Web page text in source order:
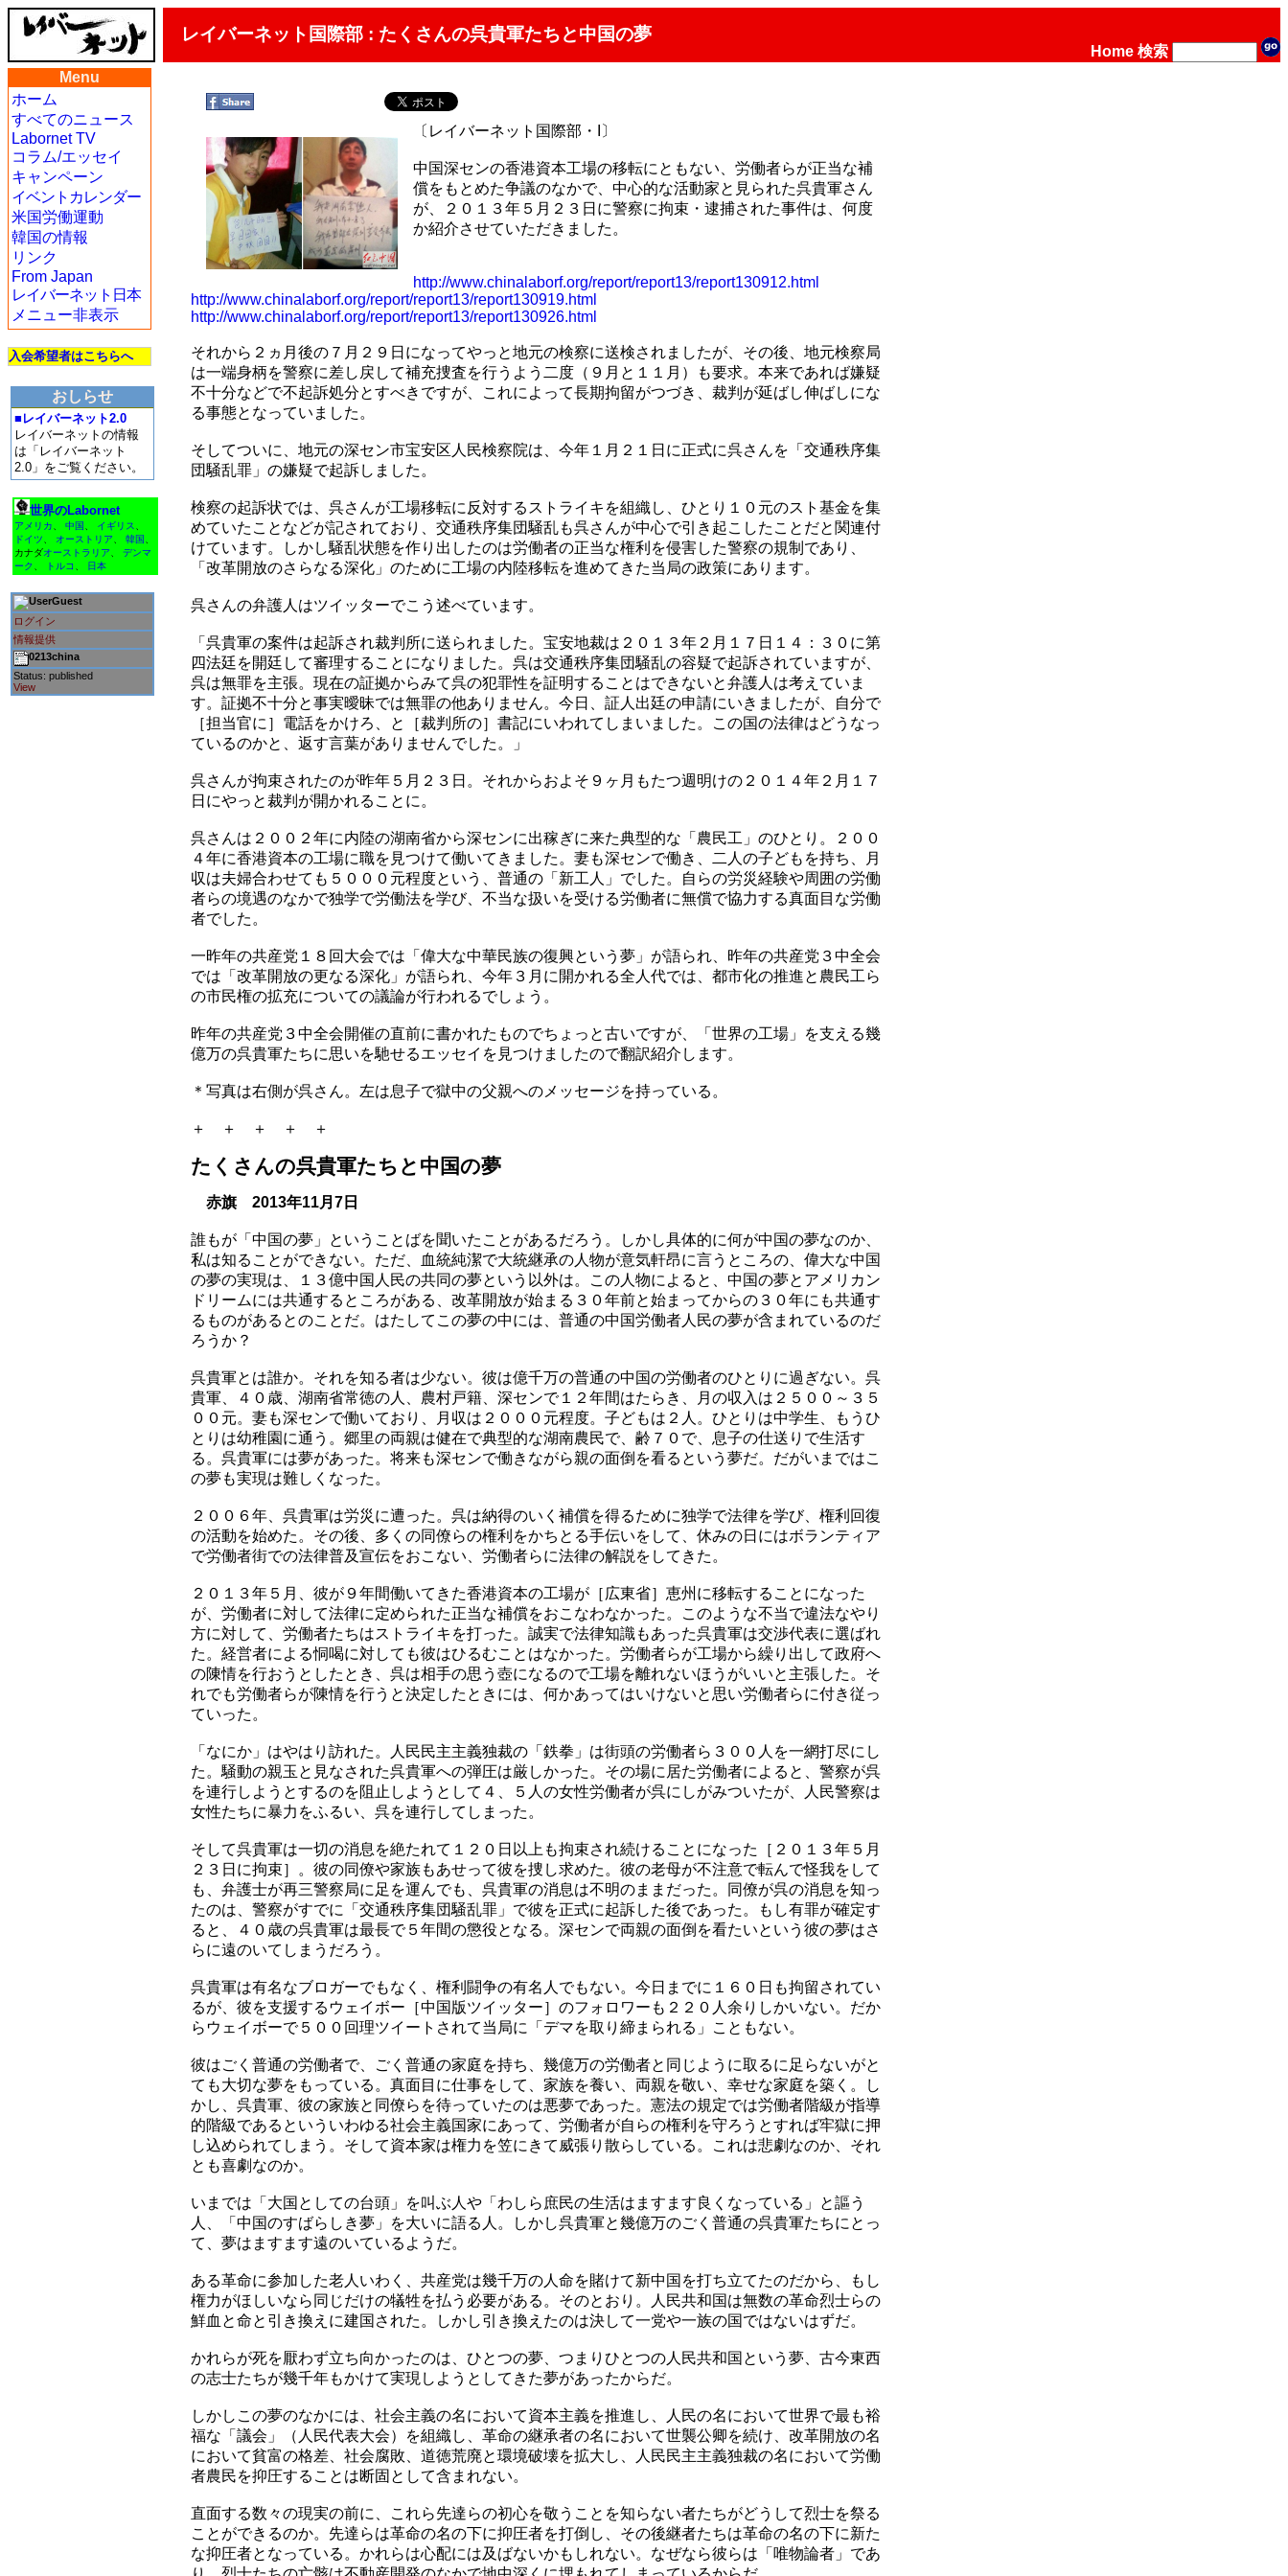
レイバーネット国際部 : たくさんの呉貴軍たちと中国の夢
Home 検索
Menu
ホーム
すべてのニュース
Labornet TV
コラム/エッセイ
キャンペーン
イベントカレンダー
米国労働運動
韓国の情報
リンク
From Japan
レイバーネット日本
メニュー非表示
入会希望者はこちらへ
おしらせ
■レイバーネット2.0
レイバーネットの情報
は「レイバーネット
2.0」をご覧ください。
世界のLabornet
アメリカ 中国 イギリス
ドイツ
オーストリア 韓国
カナダオーストラリア
デンマ
ーク
トルコ 日本
Guest
ログイン
情報提供
0213china
Status: published
View
〔レイバーネット国際部・I〕
中国深センの香港資本工場の移転にともない、労働者らが正当な補
償をもとめた争議のなかで、中心的な活動家と見られた呉貴軍さん
が、２０１３年５月２３日に警察に拘束・逮捕された事件は、何度
か紹介させていただきました。
http://www.chinalaborf.org/report/report13/report130912.html
http://www.chinalaborf.org/report/report13/report130919.html
http://www.chinalaborf.org/report/report13/report130926.html
それから２ヵ月後の７月２９日になってやっと地元の検察に送検されましたが、その後、地元検察局
は一端身柄を警察に差し戻して補充捜査を行うよう二度（９月と１１月）も要求。本来であれば嫌疑
不十分などで不起訴処分とすべきですが、これによって長期拘留がつづき、裁判が延ばし伸ばしにな
る事態となっていました。
そしてついに、地元の深セン市宝安区人民検察院は、今年１月２１日に正式に呉さんを「交通秩序集
団騒乱罪」の嫌疑で起訴しました。
検察の起訴状では、呉さんが工場移転に反対するストライキを組織し、ひとり１０元のスト基金を集
めていたことなどが記されており、交通秩序集団騒乱も呉さんが中心で引き起こしたことだと関連付
けています。しかし騒乱状態を作り出したのは労働者の正当な権利を侵害した警察の規制であり、
「改革開放のさらなる深化」のために工場の内陸移転を進めてきた当局の政策にあります。
呉さんの弁護人はツイッターでこう述べています。
「呉貴軍の案件は起訴され裁判所に送られました。宝安地裁は２０１３年２月１７日１４：３０に第
四法廷を開廷して審理することになりました。呉は交通秩序集団騒乱の容疑で起訴されていますが、
呉は無罪を主張。現在の証拠からみて呉の犯罪性を証明することはできないと弁護人は考えていま
す。証拠不十分と事実曖昧では無罪の他ありません。今日、証人出廷の申請にいきましたが、自分で
［担当官に］電話をかけろ、と［裁判所の］書記にいわれてしまいました。この国の法律はどうなっ
ているのかと、返す言葉がありませんでした。」
呉さんが拘束されたのが昨年５月２３日。それからおよそ９ヶ月もたつ週明けの２０１４年２月１７
日にやっと裁判が開かれることに。
呉さんは２００２年に内陸の湖南省から深センに出稼ぎに来た典型的な「農民工」のひとり。２００
４年に香港資本の工場に職を見つけて働いてきました。妻も深センで働き、二人の子どもを持ち、月
収は夫婦合わせても５０００元程度という、普通の「新工人」でした。自らの労災経験や周囲の労働
者らの境遇のなかで独学で労働法を学び、不当な扱いを受ける労働者に無償で協力する真面目な労働
者でした。
一昨年の共産党１８回大会では「偉大な中華民族の復興という夢」が語られ、昨年の共産党３中全会
では「改革開放の更なる深化」が語られ、今年３月に開かれる全人代では、都市化の推進と農民工ら
の市民権の拡充についての議論が行われるでしょう。
昨年の共産党３中全会開催の直前に書かれたものでちょっと古いですが、「世界の工場」を支える幾
億万の呉貴軍たちに思いを馳せるエッセイを見つけましたので翻訳紹介します。
＊写真は右側が呉さん。左は息子で獄中の父親へのメッセージを持っている。
＋ ＋ ＋ ＋ ＋
たくさんの呉貴軍たちと中国の夢
赤旗 2013年11月7日
誰もが「中国の夢」ということばを聞いたことがあるだろう。しかし具体的に何が中国の夢なのか、
私は知ることができない。ただ、血統純潔で大統継承の人物が意気軒昂に言うところの、偉大な中国
の夢の実現は、１３億中国人民の共同の夢という以外は。この人物によると、中国の夢とアメリカン
ドリームには共通するところがある、改革開放が始まる３０年前と始まってからの３０年にも共通す
るものがあるとのことだ。はたしてこの夢の中には、普通の中国労働者人民の夢が含まれているのだ
ろうか？
呉貴軍とは誰か。それを知る者は少ない。彼は億千万の普通の中国の労働者のひとりに過ぎない。呉
貴軍、４０歳、湖南省常徳の人、農村戸籍、深センで１２年間はたらき、月の収入は２５００～３５
００元。妻も深センで働いており、月収は２０００元程度。子どもは２人。ひとりは中学生、もうひ
とりは幼稚園に通う。郷里の両親は健在で典型的な湖南農民で、齢７０で、息子の仕送りで生活す
る。呉貴軍には夢があった。将来も深センで働きながら親の面倒を看るという夢だ。だがいまではこ
の夢も実現は難しくなった。
２００６年、呉貴軍は労災に遭った。呉は納得のいく補償を得るために独学で法律を学び、権利回復
の活動を始めた。その後、多くの同僚らの権利をかちとる手伝いをして、休みの日にはボランティア
で労働者街での法律普及宣伝をおこない、労働者らに法律の解説をしてきた。
２０１３年５月、彼が９年間働いてきた香港資本の工場が［広東省］恵州に移転することになった
が、労働者に対して法律に定められた正当な補償をおこなわなかった。このような不当で違法なやり
方に対して、労働者たちはストライキを打った。誠実で法律知識もあった呉貴軍は交渉代表に選ばれ
た。経営者による恫喝に対しても彼はひるむことはなかった。労働者らが工場から繰り出して政府へ
の陳情を行おうとしたとき、呉は相手の思う壺になるので工場を離れないほうがいいと主張した。そ
れでも労働者らが陳情を行うと決定したときには、何かあってはいけないと思い労働者らに付き従っ
ていった。
「なにか」はやはり訪れた。人民民主主義独裁の「鉄拳」は街頭の労働者ら３００人を一網打尽にし
た。騒動の親玉と見なされた呉貴軍への弾圧は厳しかった。その場に居た労働者によると、警察が呉
を連行しようとするのを阻止しようとして４、５人の女性労働者が呉にしがみついたが、人民警察は
女性たちに暴力をふるい、呉を連行してしまった。
そして呉貴軍は一切の消息を絶たれて１２０日以上も拘束され続けることになった［２０１３年５月
２３日に拘束］。彼の同僚や家族もあせって彼を捜し求めた。彼の老母が不注意で転んで怪我をして
も、弁護士が再三警察局に足を運んでも、呉貴軍の消息は不明のままだった。同僚が呉の消息を知っ
たのは、警察がすでに「交通秩序集団騒乱罪」で彼を正式に起訴した後であった。もし有罪が確定す
ると、４０歳の呉貴軍は最長で５年間の懲役となる。深センで両親の面倒を看たいという彼の夢はさ
らに遠のいてしまうだろう。
呉貴軍は有名なブロガーでもなく、権利闘争の有名人でもない。今日までに１６０日も拘留されてい
るが、彼を支援するウェイボー［中国版ツイッター］のフォロワーも２２０人余りしかいない。だか
らウェイボーで５００回理ツイートされて当局に「デマを取り締まられる」こともない。
彼はごく普通の労働者で、ごく普通の家庭を持ち、幾億万の労働者と同じように取るに足らないがと
ても大切な夢をもっている。真面目に仕事をして、家族を養い、両親を敬い、幸せな家庭を築く。し
かし、呉貴軍、彼の家族と同僚らを待っていたのは悪夢であった。憲法の規定では労働者階級が指導
的階級であるといういわゆる社会主義国家にあって、労働者が自らの権利を守ろうとすれば牢獄に押
し込められてしまう。そして資本家は権力を笠にきて威張り散らしている。これは悲劇なのか、それ
とも喜劇なのか。
いまでは「大国としての台頭」を叫ぶ人や「わしら庶民の生活はますます良くなっている」と謳う
人、「中国のすばらしき夢」を大いに語る人。しかし呉貴軍と幾億万のごく普通の呉貴軍たちにとっ
て、夢はますます遠のいているようだ。
ある革命に参加した老人いわく、共産党は幾千万の人命を賭けて新中国を打ち立てたのだから、もし
権力がほしいなら同じだけの犠牲を払う必要がある。そのとおり。人民共和国は無数の革命烈士らの
鮮血と命と引き換えに建国された。しかし引き換えたのは決して一党や一族の国ではないはずだ。
かれらが死を厭わず立ち向かったのは、ひとつの夢、つまりひとつの人民共和国という夢、古今東西
の志士たちが幾千年もかけて実現しようとしてきた夢があったからだ。
しかしこの夢のなかには、社会主義の名において資本主義を推進し、人民の名において世界で最も裕
福な「議会」（人民代表大会）を組織し、革命の継承者の名において世襲公卿を続け、改革開放の名
において貧富の格差、社会腐敗、道徳荒廃と環境破壊を拡大し、人民民主主義独裁の名において労働
者農民を抑圧することは断固として含まれない。
直面する数々の現実の前に、これら先達らの初心を敬うことを知らない者たちがどうして烈士を祭る
ことができるのか。先達らは革命の名の下に抑圧者を打倒し、その後継者たちは革命の名の下に新た
な抑圧者となっている。かれらは心配には及ばないかもしれない。なぜなら彼らは「唯物論者」であ